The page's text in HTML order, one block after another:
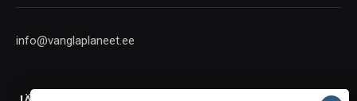
info@vanglaplaneet.ee